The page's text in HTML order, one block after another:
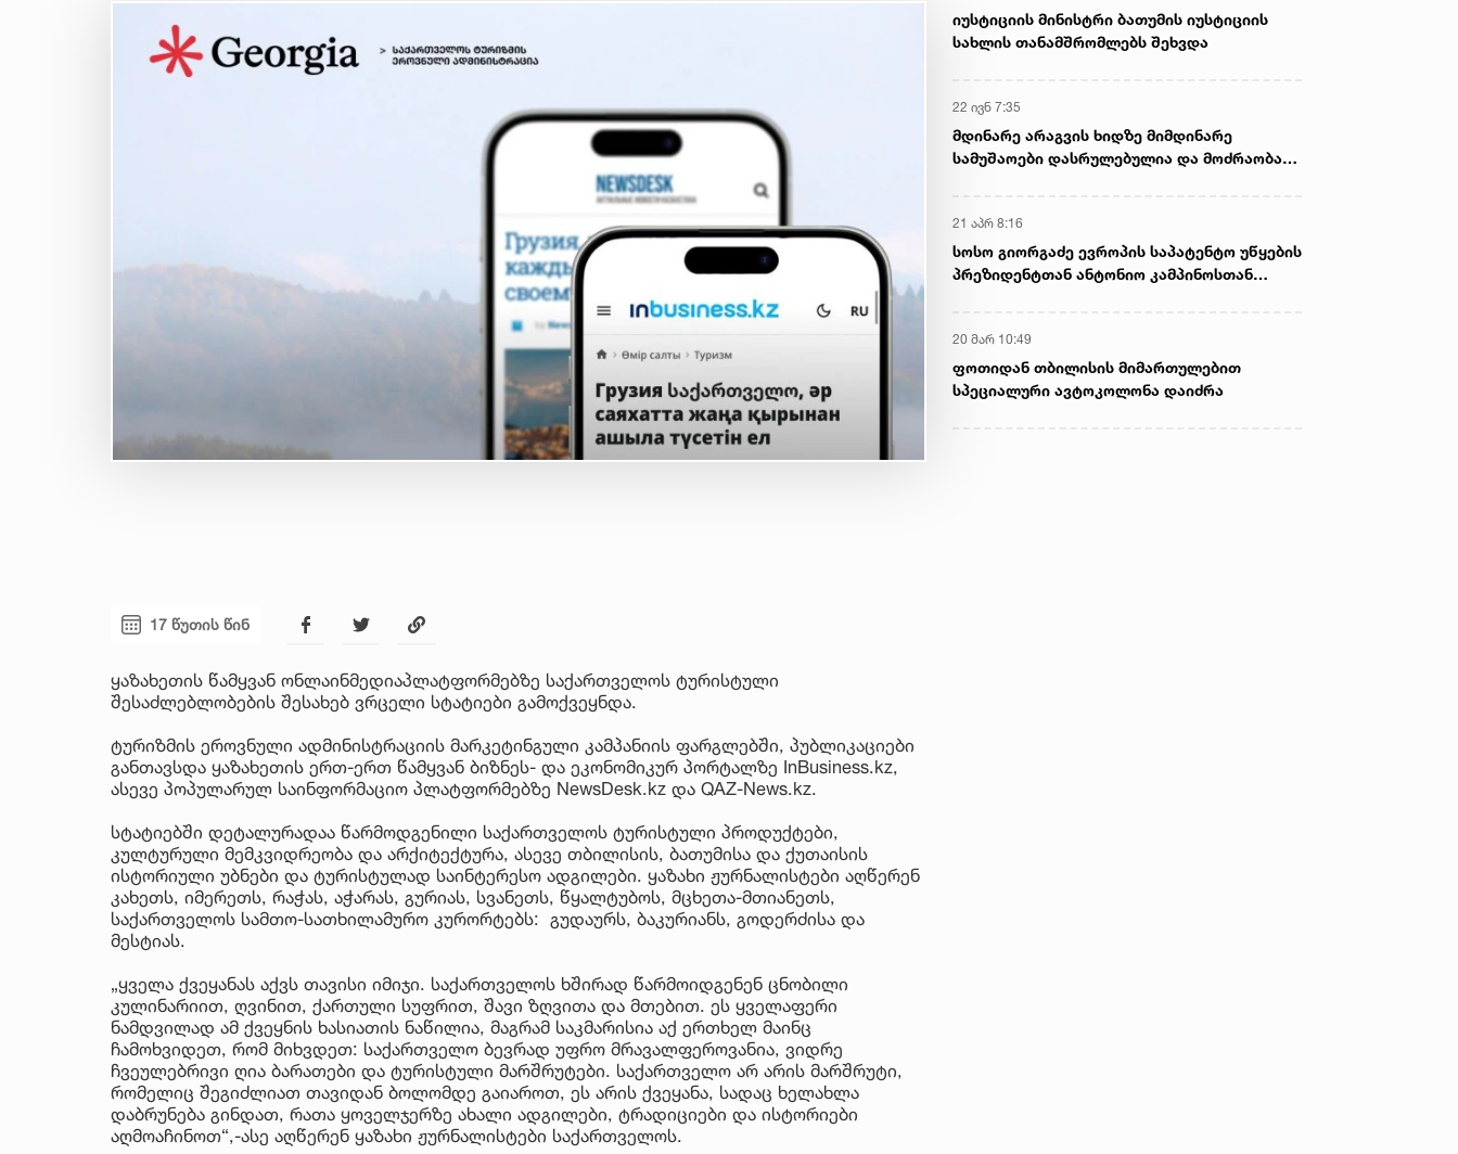
17 წუთის წინ
ყაზახეთის წამყვან ონლაინმედიაპლატფორმებზე საქართველოს ტურისტული
შესაძლებლობების შესახებ ვრცელი სტატიები გამოქვეყნდა.
ტურიზმის ეროვნული ადმინისტრაციის მარკეტინგული კამპანიის ფარგლებში, პუბლიკაციები
განთავსდა ყაზახეთის ერთ-ერთ წამყვან ბიზნეს- და ეკონომიკურ პორტალზე InBusiness.kz,
ასევე პოპულარულ საინფორმაციო პლატფორმებზე NewsDesk.kz და QAZ-News.kz.
სტატიებში დეტალურადაა წარმოდგენილი საქართველოს ტურისტული პროდუქტები,
კულტურული მემკვიდრეობა და არქიტექტურა, ასევე თბილისის, ბათუმისა და ქუთაისის
ისტორიული უბნები და ტურისტულად საინტერესო ადგილები. ყაზახი ჟურნალისტები აღწერენ
კახეთს, იმერეთს, რაჭას, აჭარას, გურიას, სვანეთს, წყალტუბოს, მცხეთა-მთიანეთს,
საქართველოს სამთო-სათხილამურო კურორტებს: გუდაურს, ბაკურიანს, გოდერძისა და
მესტიას.
„ყველა ქვეყანას აქვს თავისი იმიჯი. საქართველოს ხშირად წარმოიდგენენ ცნობილი
კულინარიით, ღვინით, ქართული სუფრით, შავი ზღვითა და მთებით. ეს ყველაფერი
ნამდვილად ამ ქვეყნის ხასიათის ნაწილია, მაგრამ საკმარისია აქ ერთხელ მაინც
ჩამოხვიდეთ, რომ მიხვდეთ: საქართველო ბევრად უფრო მრავალფეროვანია, ვიდრე
ჩვეულებრივი ღია ბარათები და ტურისტული მარშრუტები. საქართველო არ არის მარშრუტი,
რომელიც შეგიძლიათ თავიდან ბოლომდე გაიაროთ, ეს არის ქვეყანა, სადაც ხელახლა
დაბრუნება გინდათ, რათა ყოველჯერზე ახალი ადგილები, ტრადიციები და ისტორიები
აღმოაჩინოთ“,-ასე აღწერენ ყაზახი ჟურნალისტები საქართველოს.
იუსტიციის მინისტრი ბათუმის იუსტიციის
სახლის თანამშრომლებს შეხვდა
22 ივნ 7:35
მდინარე არაგვის ხიდზე მიმდინარე
სამუშაოები დასრულებულია და მოძრაობა
21 აპრ 8:16
სოსო გიორგაძე ევროპის საპატენტო უწყების
პრეზიდენტთან ანტონიო კამპინოსთან
20 მარ 10:49
ფოთიდან თბილისის მიმართულებით
სპეციალური ავტოკოლონა დაიძრა